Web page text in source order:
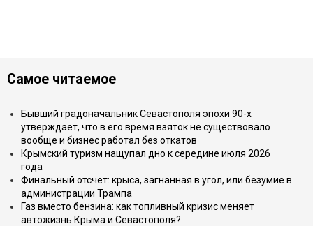
Самое читаемое
Бывший градоначальник Севастополя эпохи 90-х
утверждает, что в его время взяток не существовало
вообще и бизнес работал без откатов
Крымский туризм нащупал дно к середине июля 2026
года
Финальный отсчёт: крыса, загнанная в угол, или безумие в
администрации Трампа
Газ вместо бензина: как топливный кризис меняет
автожизнь Крыма и Севастополя?